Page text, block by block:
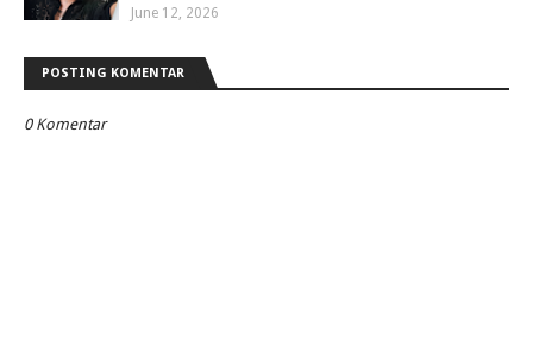
June 12, 2026
POSTING KOMENTAR
0 Komentar